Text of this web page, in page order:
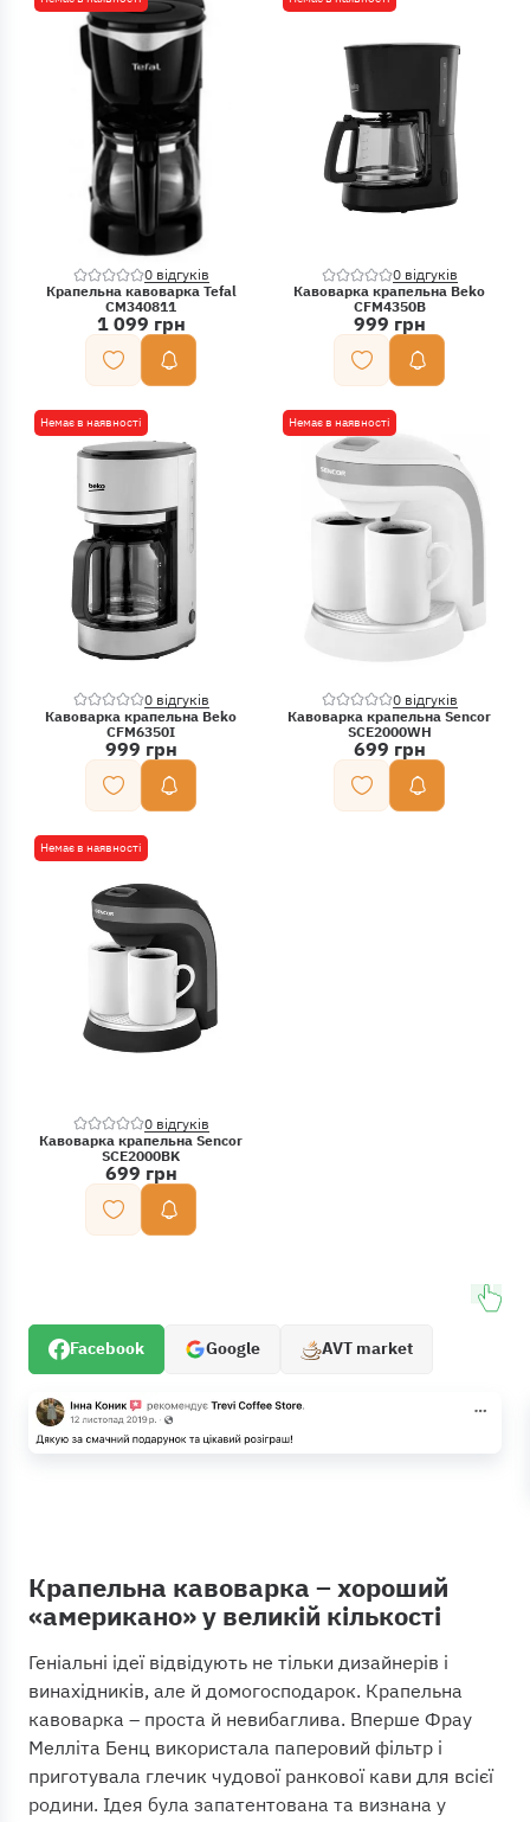
0 відгуків
Крапельна кавоварка Tefal
CM340811
1 099 грн
0 відгуків
Кавоварка крапельна Beko
CFM4350B
999 грн
Немає в наявності
0 відгуків
Кавоварка крапельна Beko
CFM6350I
999 грн
Немає в наявності
0 відгуків
Кавоварка крапельна Sencor
SCE2000WH
699 грн
Немає в наявності
0 відгуків
Кавоварка крапельна Sencor
SCE2000BK
699 грн
Facebook Google AVT market
Крапельна кавоварка – хороший
«американо» у великій кількості
Геніальні ідеї відвідують не тільки дизайнерів і
винахідників, але й домогосподарок. Крапельна
кавоварка – проста й невибаглива. Вперше Фрау
Мелліта Бенц використала паперовий фільтр і
приготувала глечик чудової ранкової кави для всієї
родини. Ідея була запатентована та визнана у